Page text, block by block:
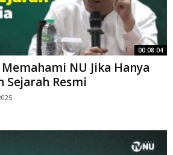
00:08:04
NU Jika Hanya
Sejarah Resmi